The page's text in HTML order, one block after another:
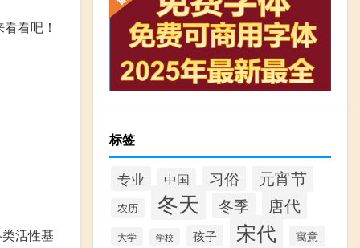
看吧！
活性基
标签
专业 中国 习俗 元宵节
农历 冬天 冬季 唐代
大学 学校 孩子 宋代 寓意